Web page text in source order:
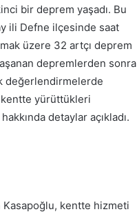
bir deprem yaşadı. Bu
ili Defne ilçesinde saat
üzere 32 artçı deprem
depremlerden sonra
değerlendirmelerde
kentte yürüttükleri
detaylar açıkladı.
kentte hizmeti